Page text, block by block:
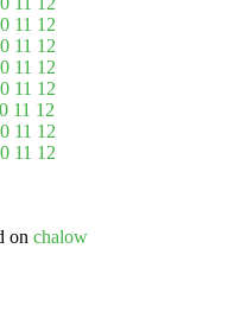
11 12
11 12
11 12
11 12
11 12
11 12
11 12
on chalow